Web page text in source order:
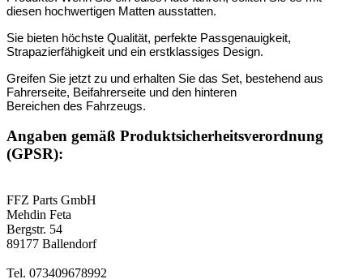
diesen hochwertigen Matten ausstatten.
Sie bieten höchste Qualität, perfekte Passgenauigkeit,
Strapazierfähigkeit und ein erstklassiges Design.
Greifen Sie jetzt zu und erhalten Sie das Set, bestehend aus
Fahrerseite, Beifahrerseite und den hinteren
Bereichen des Fahrzeugs.
Angaben gemäß Produktsicherheitsverordnung
(GPSR):
FFZ Parts GmbH
Mehdin Feta
Bergstr. 54
89177 Ballendorf
Tel. 073409678992